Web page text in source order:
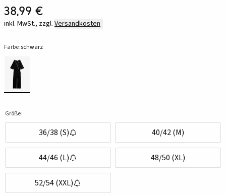
38,99 €
inkl. MwSt., zzgl. Versandkosten
Farbe:schwarz
Größe:
36/38 (S) 40/42 (M)
44/46 (L) 48/50 (XL)
52/54 (XXL)